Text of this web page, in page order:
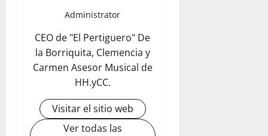
Administrator
CEO de "El Pertiguero" De
la Borriquita, Clemencia y
Carmen Asesor Musical de
HH.yCC.
Visitar el sitio web
Ver todas las